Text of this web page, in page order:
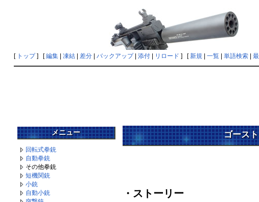
[ トップ] [編集| 凍結| 差分| バックアップ| 添付| リロード ] [新規| 一覧| 単語検索|
メニュー
回転式拳銃
自動拳銃
その他拳銃
短機関銃
小銃
自動小銃
ゴース
・ストーリー